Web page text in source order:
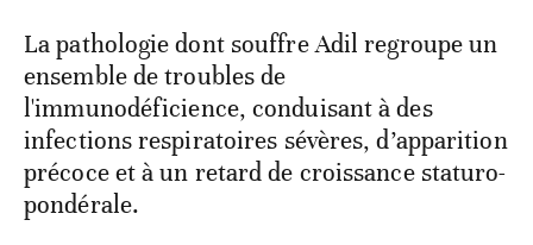
La pathologie dont souffre Adil regroupe un
ensemble de troubles de
l'immunodéficience, conduisant à des
infections respiratoires sévères, d’apparition
précoce et à un retard de croissance staturo-
pondérale.